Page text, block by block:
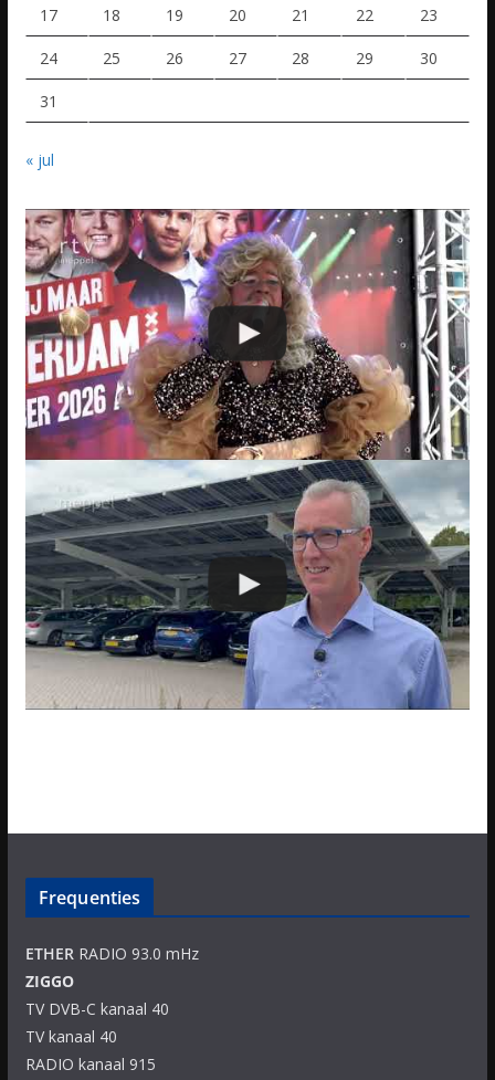
17 18 19 20 21 22 23
24 25 26 27 28 29 30
31
« jul
Frequenties
ETHERRADIO 93.0 mHz
ZIGGO
TV DVB-C kanaal 40
TV kanaal 40
RADIO kanaal 915